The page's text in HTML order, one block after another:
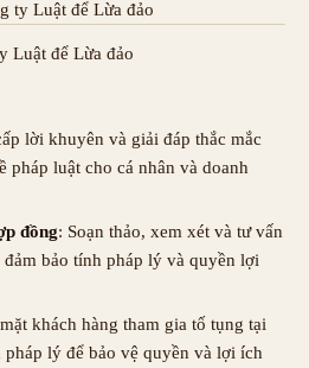
Luật để Lừa đảo
lời khuyên và giải đáp thắc mắc
pháp luật cho cá nhân và doanh
đồng: Soạn thảo, xem xét và tư vấn
bảo tính pháp lý và quyền lợi
khách hàng tham gia tố tụng tại
pháp lý để bảo vệ quyền và lợi ích